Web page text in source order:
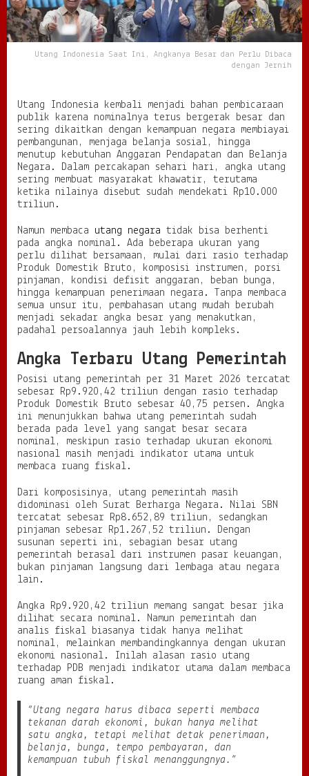
,
A
n
a
B
e
s
r
d
a
e
r
l
u
D
i
b
a
c
d
n
g
a
n
J
r
n
Utang Indonesia Saat Ini, Angkanya Besar dan Perlu Dibaca
dengan Jernih
Utang Indonesia kembali menjadi bahan pembicaraan
publik karena nominalnya terus bergerak besar dan
sering dikaitkan dengan kemampuan negara membiayai
pembangunan, menjaga belanja sosial, hingga
menutup kebutuhan Anggaran Pendapatan dan Belanja
Negara. Dalam percakapan sehari hari, angka utang
sering membuat masyarakat khawatir, terutama
ketika nilainya disebut sudah mendekati Rp10.000
triliun.
Namun membaca utang negara tidak bisa berhenti
pada angka nominal. Ada beberapa ukuran yang
perlu dilihat bersamaan, mulai dari rasio terhadap
Produk Domestik Bruto, komposisi instrumen, porsi
pinjaman, kondisi defisit anggaran, beban bunga,
hingga kemampuan penerimaan negara. Tanpa membaca
semua unsur itu, pembahasan utang mudah berubah
menjadi sekadar angka besar yang menakutkan,
padahal persoalannya jauh lebih kompleks.
Angka Terbaru Utang Pemerintah
Posisi utang pemerintah per 31 Maret 2026 tercatat
sebesar Rp9.920,42 triliun dengan rasio terhadap
Produk Domestik Bruto sebesar 40,75 persen. Angka
ini menunjukkan bahwa utang pemerintah sudah
berada pada level yang sangat besar secara
nominal, meskipun rasio terhadap ukuran ekonomi
nasional masih menjadi indikator utama untuk
membaca ruang fiskal.
Dari komposisinya, utang pemerintah masih
didominasi oleh Surat Berharga Negara. Nilai SBN
tercatat sebesar Rp8.652,89 triliun, sedangkan
pinjaman sebesar Rp1.267,52 triliun. Dengan
susunan seperti ini, sebagian besar utang
pemerintah berasal dari instrumen pasar keuangan,
bukan pinjaman langsung dari lembaga atau negara
lain.
Angka Rp9.920,42 triliun memang sangat besar jika
dilihat secara nominal. Namun pemerintah dan
analis fiskal biasanya tidak hanya melihat
nominal, melainkan membandingkannya dengan ukuran
ekonomi nasional. Inilah alasan rasio utang
terhadap PDB menjadi indikator utama dalam membaca
ruang aman fiskal.
“Utang negara harus dibaca seperti membaca
tekanan darah ekonomi, bukan hanya melihat
satu angka, tetapi melihat detak penerimaan,
belanja, bunga, tempo pembayaran, dan
kemampuan tubuh fiskal menanggungnya.”